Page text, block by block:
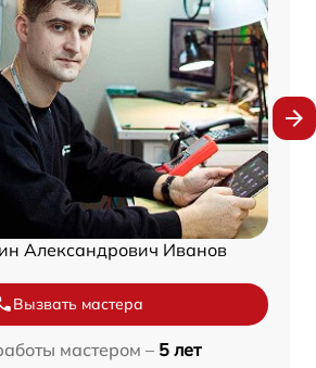
Александрович Иванов
Вызвать мастера
мастером – 5 лет